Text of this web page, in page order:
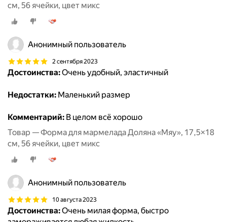
см, 56 ячейки, цвет микс
Анонимный пользователь
2 сентября 2023
Достоинства:Очень удобный, эластичный
Недостатки: Маленький размер
Комментарий: В целом всё хорошо
Товар — Форма для мармелада Доляна «Мяу», 17,5×18
см, 56 ячейки, цвет микс
Анонимный пользователь
10 августа 2023
Достоинства:Очень милая форма, быстро